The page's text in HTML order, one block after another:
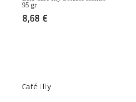
95 gr
8,68 €
Café Illy